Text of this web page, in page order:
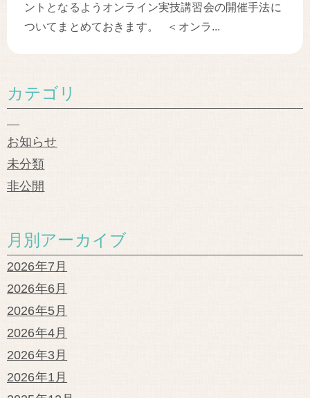
ントとなるようオンライン実技講習会の開催手法に
ついてまとめておきます。 ＜オンラ...
カテゴリ
お知らせ
未分類
非公開
月別アーカイブ
2026年7月
2026年6月
2026年5月
2026年4月
2026年3月
2026年1月